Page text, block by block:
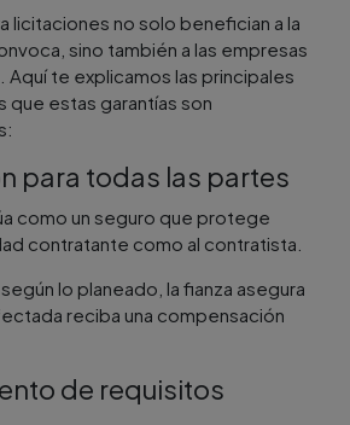
licitaciones no solo benefician a la
sino también a las empresas
Aquí te explicamos las principales
que estas garantías son
para todas las partes
como un seguro que protege
contratante como al contratista.
lo planeado, la fianza asegura
reciba una compensación
de requisitos